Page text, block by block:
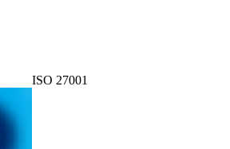
ISO 27001